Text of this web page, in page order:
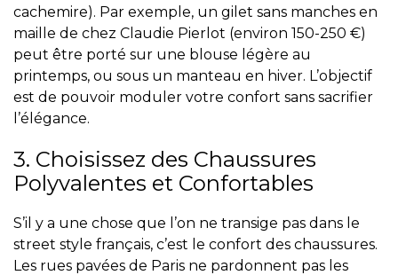
cachemire). Par exemple, un gilet sans manches en
maille de chez Claudie Pierlot (environ 150-250 €)
peut être porté sur une blouse légère au
printemps, ou sous un manteau en hiver. L’objectif
est de pouvoir moduler votre confort sans sacrifier
l’élégance.
3. Choisissez des Chaussures
Polyvalentes et Confortables
S’il y a une chose que l’on ne transige pas dans le
street style français, c’est le confort des chaussures.
Les rues pavées de Paris ne pardonnent pas les